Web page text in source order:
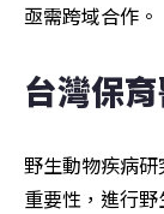
亟需跨域合作。
台灣保
野生動物疾病
重要性，進行